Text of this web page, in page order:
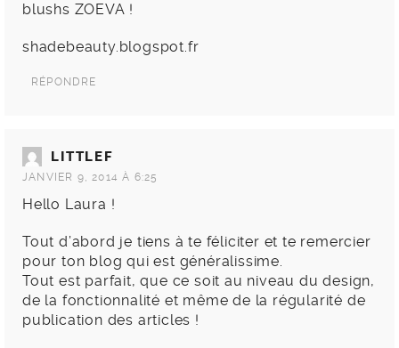
blushs ZOEVA !
shadebeauty.blogspot.fr
RÉPONDRE
LITTLEF
JANVIER 9, 2014 À 6:25
Hello Laura !
Tout d’abord je tiens à te féliciter et te remercier
pour ton blog qui est généralissime.
Tout est parfait, que ce soit au niveau du design,
de la fonctionnalité et même de la régularité de
publication des articles !